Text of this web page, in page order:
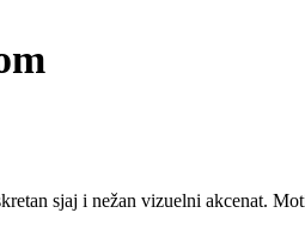
sjaj i nežan vizuelni akcenat.